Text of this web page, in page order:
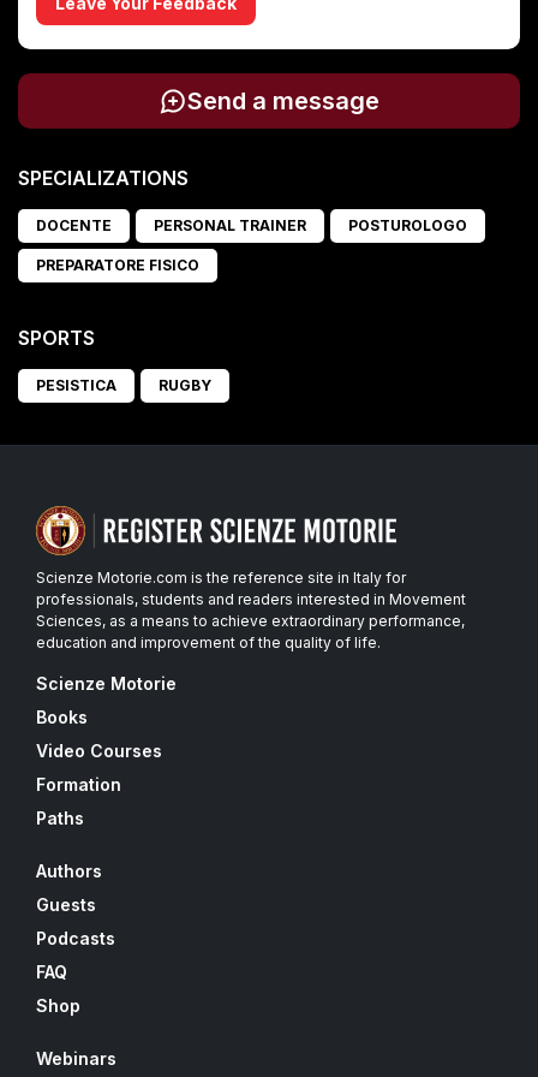
Send a message
SPECIALIZATIONS
DOCENTE PERSONAL TRAINER POSTUROLOGO
PREPARATORE FISICO
SPORTS
PESISTICA RUGBY
Scienze Motorie.com is the reference site in Italy for
professionals, students and readers interested in Movement
Sciences, as a means to achieve extraordinary performance,
education and improvement of the quality of life.
Scienze Motorie
Books
Video Courses
Formation
Paths
Authors
Guests
Podcasts
FAQ
Shop
Webinars